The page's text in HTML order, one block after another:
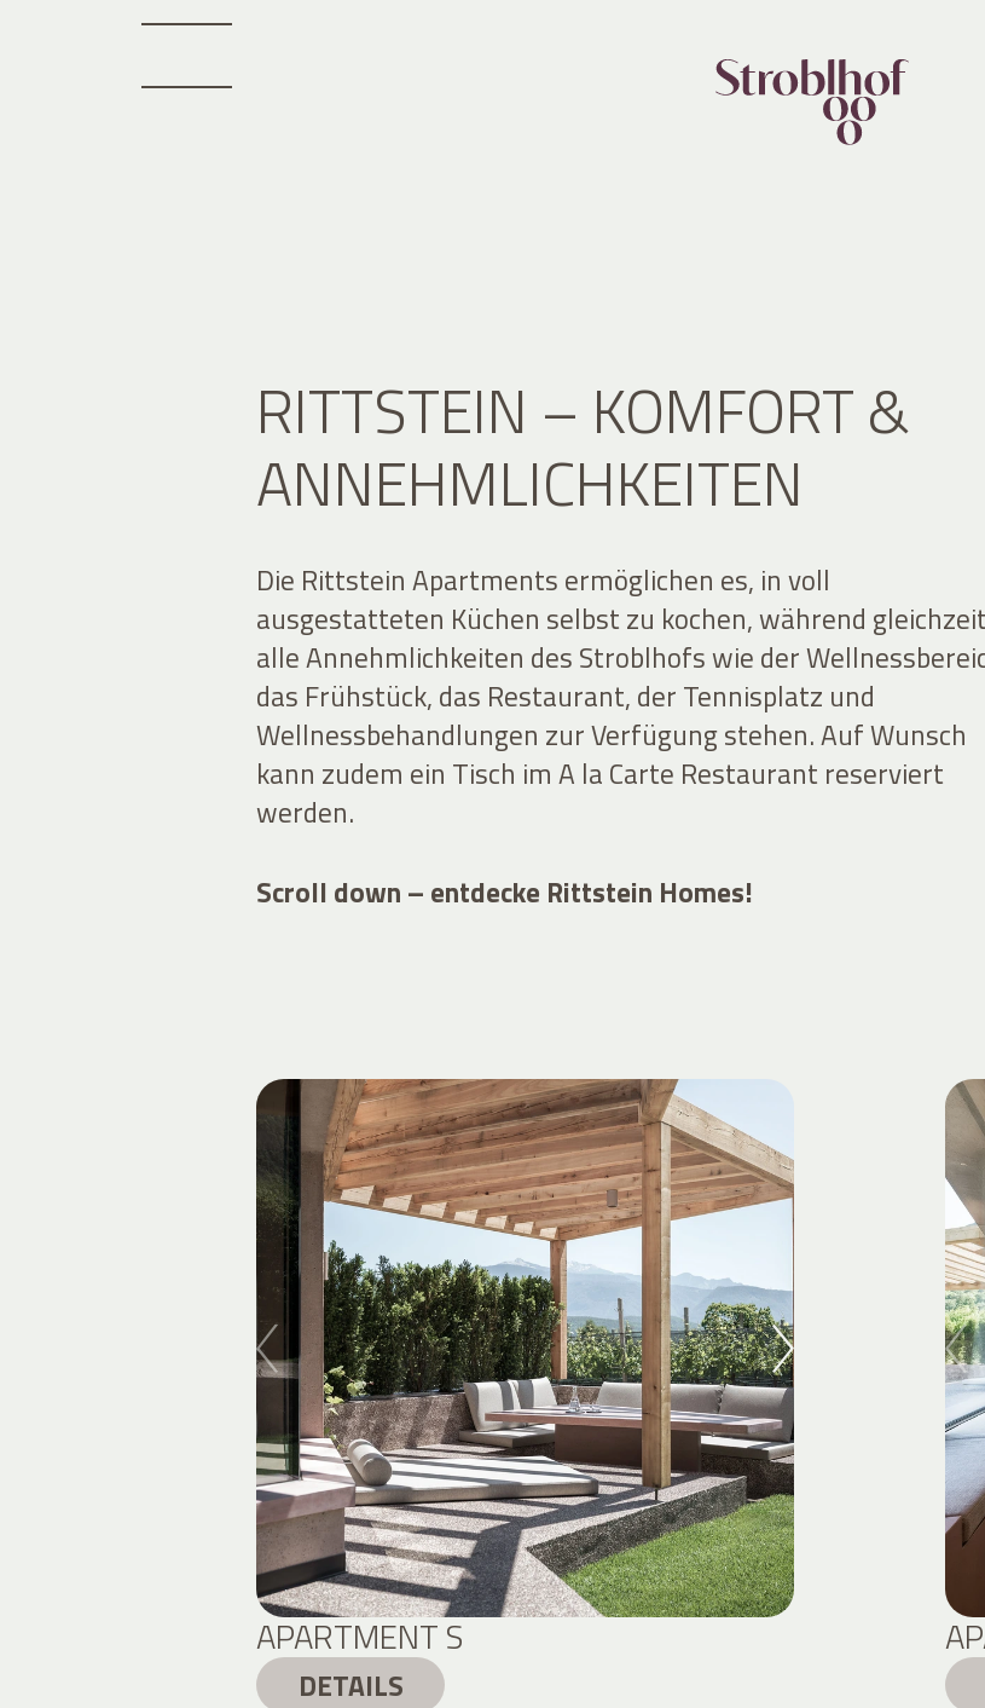
RITTSTEIN – KOMFORT &
ANNEHMLICHKEITEN
Die Rittstein Apartments ermöglichen es, in voll
ausgestatteten Küchen selbst zu kochen, während
alle Annehmlichkeiten des Stroblhofs wie der
das Frühstück, das Restaurant, der Tennisplatz und
Wellnessbehandlungen zur Verfügung stehen. Auf Wunsch
kann zudem ein Tisch im A la Carte Restaurant reserviert
werden.
Scroll down – entdecke Rittstein Homes!
APARTMENT S
DETAILS